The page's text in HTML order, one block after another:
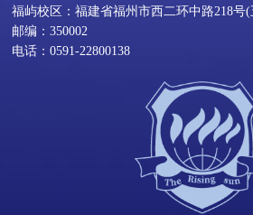
福屿校区：福建省福州市西二环中路218号
邮编：350002
电话：0591-22800138